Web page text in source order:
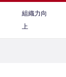
組織力向
上